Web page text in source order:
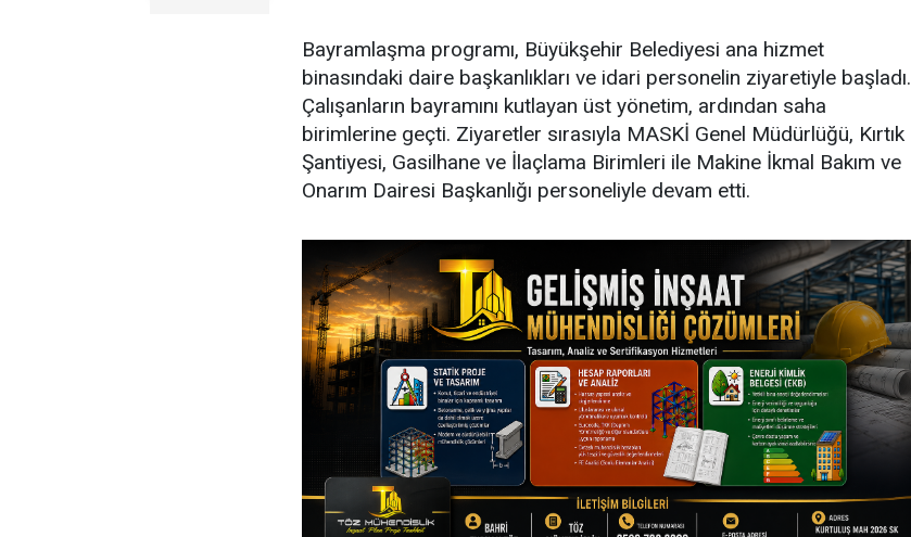
Bayramlaşma programı, Büyükşehir Belediyesi ana hizmet
binasındaki daire başkanlıkları ve idari personelin ziyaretiyle başladı.
Çalışanların bayramını kutlayan üst yönetim, ardından saha
birimlerine geçti. Ziyaretler sırasıyla MASKİ Genel Müdürlüğü, Kırtık
Şantiyesi, Gasilhane ve İlaçlama Birimleri ile Makine İkmal Bakım ve
Onarım Dairesi Başkanlığı personeliyle devam etti.